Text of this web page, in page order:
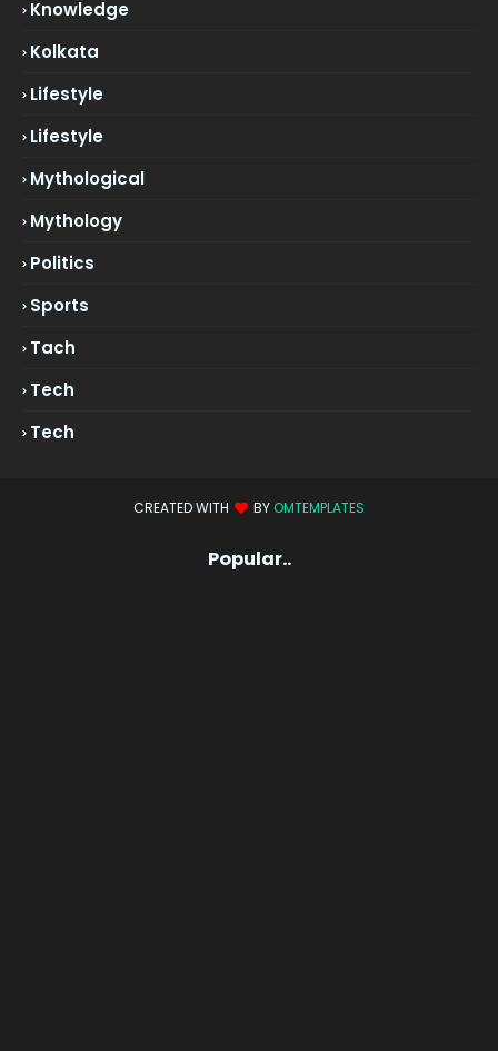
Knowledge
Kolkata
Lifestyle
Lifestyle
Mythological
Mythology
Politics
Sports
Tach
Tech
Tech
CREATED WITH BY OMTEMPLATES
Popular..